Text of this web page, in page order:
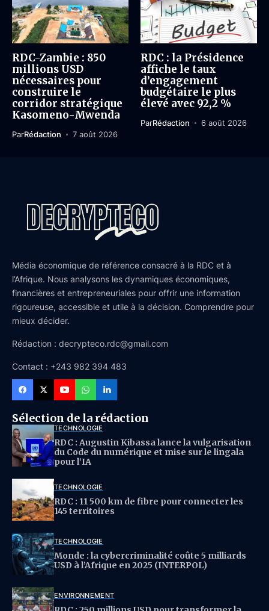
RDC-Zambie : 850
millions USD
nécessaires pour
construire le
corridor stratégique
Kasomeno-Mwenda
ParRédaction 7 août 2026
RDC : la Présidence
affiche le taux
d’engagement
budgétaire le plus
élevé avec 92,2 %
ParRédaction 6 août 2026
Média économique de référence consacré à la RDC et à
l’Afrique. Nous analysons les dynamiques économiques,
financières et entrepreneuriales pour offrir une information
rigoureuse, accessible et utile à la décision. Comprendre pour
mieux décider.
Rédaction : decrypteco.rdc@gmail.com
Contact : +243 982 394 483
Sélection de la rédaction
TECHNOLOGIE
RDC : Augustin Kibassa lance la vulgarisation
du Code du numérique et mise sur le lingala
pour l’IA
TECHNOLOGIE
RDC : 11 500 km de fibre pour connecter les
145 territoires
TECHNOLOGIE
Monde : la cybercriminalité coûte 5 milliards
USD à l’Afrique en 2025 (INTERPOL)
ENVIRONNEMENT